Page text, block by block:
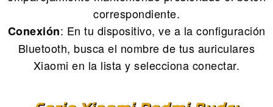
correspondiente.
Conexión: En tu dispositivo, ve a la configuración
Bluetooth, busca el nombre de tus auriculares
Xiaomi en la lista y selecciona conectar.